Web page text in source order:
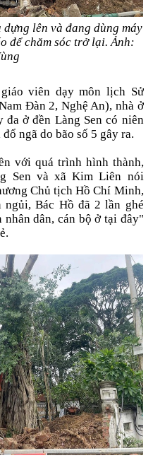
lên và đang dùng máy
để chăm sóc trở lại. Ảnh:
viên dạy môn lịch Sử
Đàn 2, Nghệ An), nhà ở
đa ở đền Làng Sen có niên
ngã do bão số 5 gây ra.
với quá trình hình thành,
Sen và xã Kim Liên nói
Chủ tịch Hồ Chí Minh,
ngủi, Bác Hồ đã 2 lần ghé
dân, cán bộ ở tại đây"